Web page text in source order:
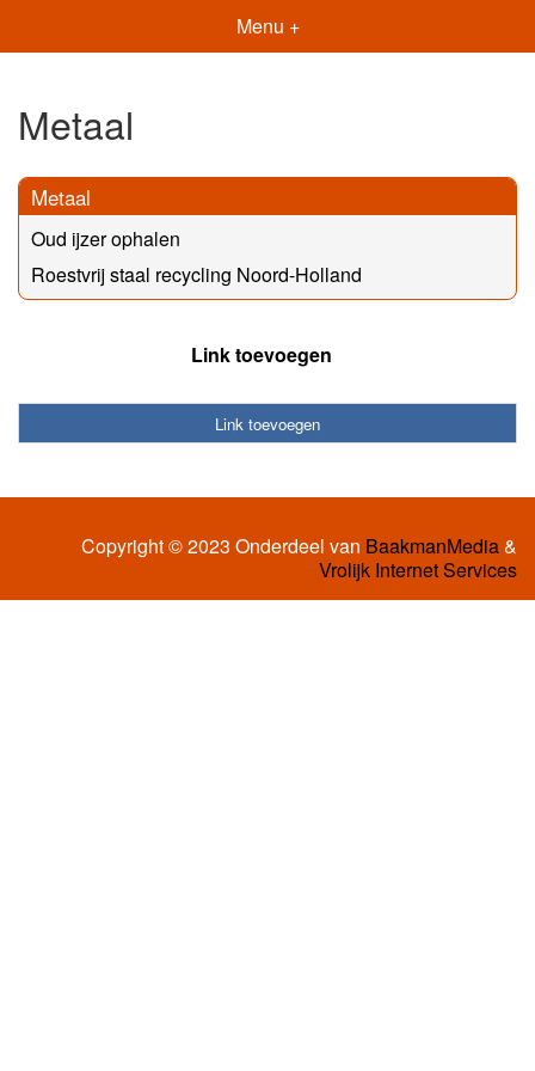
Menu +
Metaal
Metaal
Oud ijzer ophalen
Roestvrij staal recycling Noord-Holland
Link toevoegen
Link toevoegen
Copyright © 2023 Onderdeel van BaakmanMedia&
Vrolijk Internet Services